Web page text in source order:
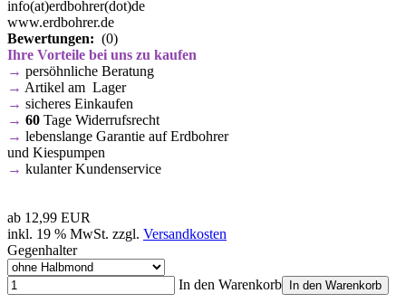
info(at)erdbohrer(dot)de
www.erdbohrer.de
Bewertungen: (0)
Ihre Vorteile bei uns zu kaufen
→ persöhnliche Beratung
→ Artikel am Lager
→ sicheres Einkaufen
→ 60 Tage Widerrufsrecht
→ lebenslange Garantie auf Erdbohrer
und Kiespumpen
→ kulanter Kundenservice
ab 12,99 EUR
inkl. 19 % MwSt. zzgl. Versandkosten
Gegenhalter
In den Warenkorb In den Warenkorb